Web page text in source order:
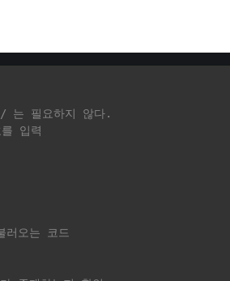
필요하지 않다.
입력
러오는 코드